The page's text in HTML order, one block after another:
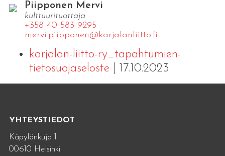
Piipponen Mervi
kulttuurituottaja
+358 40 583 9295
mervi.​piipponen@​kar​jala​nlii​tto.​fi
karjalan-liitto-ry_tapahtumien-
tietosuojaseloste| 17.10.2023
YHTEYSTIEDOT
Käpylänkuja 1
00610 Helsinki